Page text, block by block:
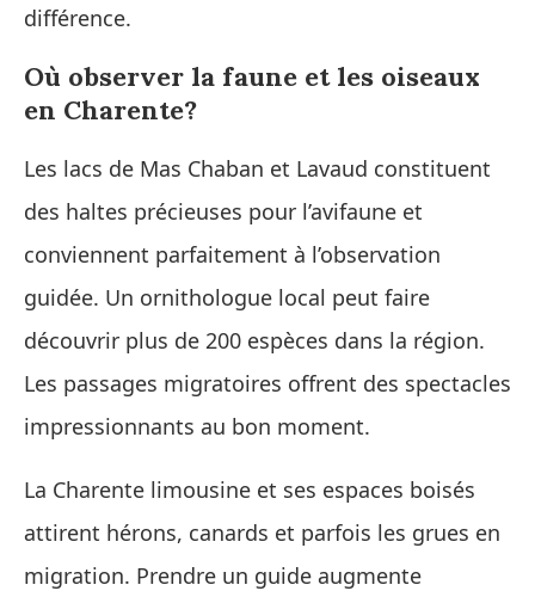
différence.
Où observer la faune et les oiseaux
en Charente?
Les lacs de Mas Chaban et Lavaud constituent
des haltes précieuses pour l’avifaune et
conviennent parfaitement à l’observation
guidée. Un ornithologue local peut faire
découvrir plus de 200 espèces dans la région.
Les passages migratoires offrent des spectacles
impressionnants au bon moment.
La Charente limousine et ses espaces boisés
attirent hérons, canards et parfois les grues en
migration. Prendre un guide augmente